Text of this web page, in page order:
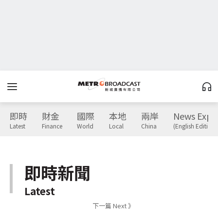
即時
Latest
財金
Finance
國際
World
本地
Local
兩岸
China
News
(English Edition)
即時新聞
Latest
下一篇 Next 》